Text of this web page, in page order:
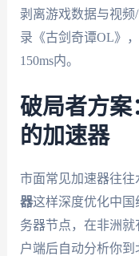
剥离游戏数据与视
录《古剑奇谭OL》
150ms内。
破局者方案
的加速器
市面常见加速器往
器这样深度优化中
务器节点，在非洲
户端后自动分析你